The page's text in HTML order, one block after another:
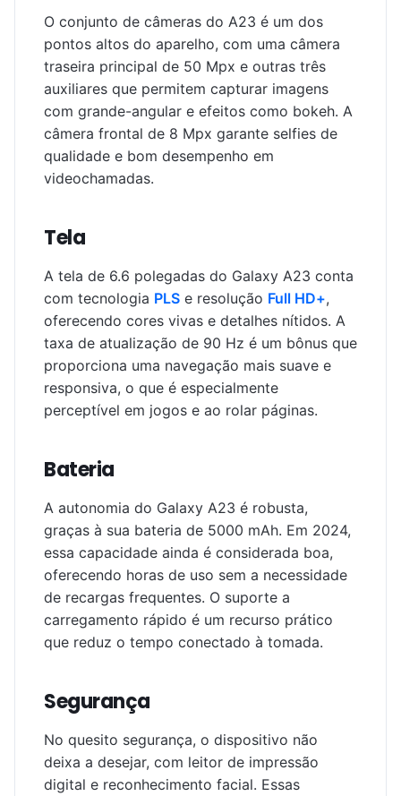
O conjunto de câmeras do A23 é um dos
pontos altos do aparelho, com uma câmera
traseira principal de 50 Mpx e outras três
auxiliares que permitem capturar imagens
com grande-angular e efeitos como bokeh. A
câmera frontal de 8 Mpx garante selfies de
qualidade e bom desempenho em
videochamadas.
Tela
A tela de 6.6 polegadas do Galaxy A23 conta
com tecnologia PLS e resolução Full HD+,
oferecendo cores vivas e detalhes nítidos. A
taxa de atualização de 90 Hz é um bônus que
proporciona uma navegação mais suave e
responsiva, o que é especialmente
perceptível em jogos e ao rolar páginas.
Bateria
A autonomia do Galaxy A23 é robusta,
graças à sua bateria de 5000 mAh. Em 2024,
essa capacidade ainda é considerada boa,
oferecendo horas de uso sem a necessidade
de recargas frequentes. O suporte a
carregamento rápido é um recurso prático
que reduz o tempo conectado à tomada.
Segurança
No quesito segurança, o dispositivo não
deixa a desejar, com leitor de impressão
digital e reconhecimento facial. Essas